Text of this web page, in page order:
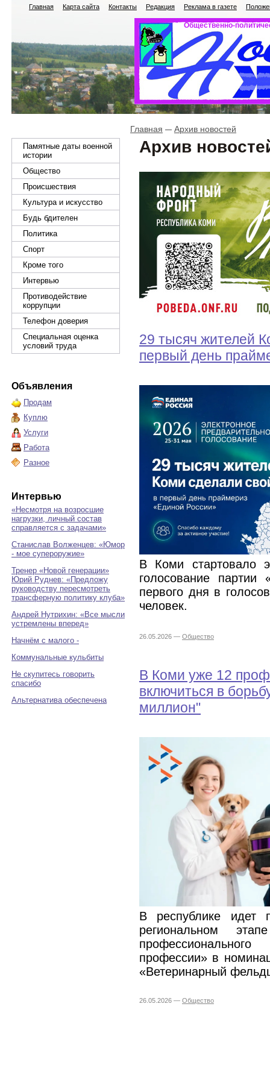
Главная Карта сайта Контакты Редакция Реклама в газете
Общественно-
Памятные даты военной
истории
Общество
Происшествия
Культура и искусство
Будь бдителен
Политика
Спорт
Кроме того
Интервью
Противодействие
коррупции
Телефон доверия
Специальная оценка
условий труда
Объявления
Продам
Куплю
Услуги
Работа
Разное
Интервью
«Несмотря на возросшие
нагрузки, личный состав
справляется с задачами»
Станислав Волженцев: «Юмор
- мое супероружие»
Тренер «Новой генерации»
Юрий Руднев: «Предложу
руководству пересмотреть
трансферную политику клуба»
Андрей Нутрихин: «Все мысли
устремлены вперед»
Начнём с малого -
Коммунальные кульбиты
Не скупитесь говорить
спасибо
Альтернатива обеспечена
Главная Архив новостей
Архив
29 тысяч жителей
первый день
В Коми стартовало
голосование
первого дня в
человек.
26.05.2026 — Общество
В Коми уже 12
включиться в
миллион"
В республике идет
региональном
профессии» в
«Ветеринарный
26.05.2026 — Общество